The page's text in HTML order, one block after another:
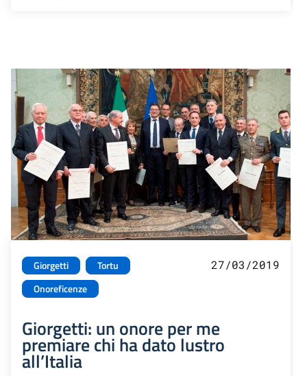
Giorgetti
Tortu
Onoreficenze
27/03/2019
Giorgetti: un onore per me
premiare chi ha dato lustro
all’Italia